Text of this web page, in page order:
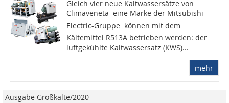
Gleich vier neue Kaltwassersätze von
Climaveneta  eine Marke der Mitsubishi
Electric-Gruppe  können mit dem
Kältemittel R513A betrieben werden: der
luftgekühlte Kaltwassersatz (KWS)...
mehr
Ausgabe Großkälte/2020